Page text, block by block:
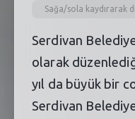
Sağa/sola kaydırarak
Serdivan
olarak
yıl da büyük bir
Serdivan